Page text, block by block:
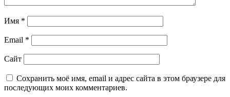
Имя *
Email *
Сайт
Сохранить моё имя, email и адрес сайта в этом браузере для
последующих моих комментариев.